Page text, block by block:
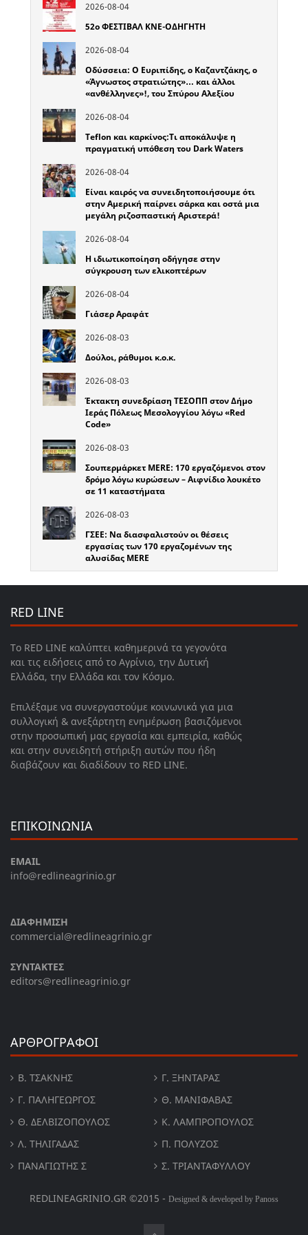
2026-08-04
52o ΦΕΣΤΙΒΑΛ ΚΝΕ-ΟΔΗΓΗΤΗ
2026-08-04
Οδύσσεια: Ο Ευριπίδης, ο Καζαντζάκης, ο
«Άγνωστος στρατιώτης»… και άλλοι
«ανθέλληνες»!, του Σπύρου Αλεξίου
2026-08-04
Teflon και καρκίνος:Τι αποκάλυψε η
πραγματική υπόθεση του Dark Waters
2026-08-04
Είναι καιρός να συνειδητοποιήσουμε ότι
στην Αμερική παίρνει σάρκα και οστά μια
μεγάλη ριζοσπαστική Αριστερά!
2026-08-04
Η ιδιωτικοποίηση οδήγησε στην
σύγκρουση των ελικοπτέρων
2026-08-04
Γιάσερ Αραφάτ
2026-08-03
Δούλοι, ράθυμοι κ.ο.κ.
2026-08-03
Έκτακτη συνεδρίαση ΤΕΣΟΠΠ στον Δήμο
Ιεράς Πόλεως Μεσολογγίου λόγω «Red
Code»
2026-08-03
Σουπερμάρκετ MERE: 170 εργαζόμενοι στον
δρόμο λόγω κυρώσεων – Αιφνίδιο λουκέτο
σε 11 καταστήματα
2026-08-03
ΓΣΕΕ: Να διασφαλιστούν οι θέσεις
εργασίας των 170 εργαζομένων της
αλυσίδας MERE
RED LINE
Το RED LINE καλύπτει καθημερινά τα γεγονότα
και τις ειδήσεις από το Αγρίνιο, την Δυτική
Ελλάδα, την Ελλάδα και τον Κόσμο.
Επιλέξαμε να συνεργαστούμε κοινωνικά για μια
συλλογική & ανεξάρτητη ενημέρωση βασιζόμενοι
στην προσωπική μας εργασία και εμπειρία, καθώς
και στην συνειδητή στήριξη αυτών που ήδη
διαβάζουν και διαδίδουν το RED LINE.
ΕΠΙΚΟΙΝΩΝΙΑ
EMAIL
info@redlineagrinio.gr
ΔΙΑΦΗΜΙΣΗ
commercial@redlineagrinio.gr
ΣΥΝΤΑΚΤΕΣ
editors@redlineagrinio.gr
ΑΡΘΡΟΓΡΑΦΟΙ
Β. ΤΣΆΚΝΗΣ
Γ. ΞΗΝΤΆΡΑΣ
Γ. ΠΑΛΗΓΕΏΡΓΟΣ
Θ. ΜΑΝΙΦΑΒΑΣ
Θ. ΔΕΛΒΙΖΌΠΟΥΛΟΣ
Κ. ΛΑΜΠΡΟΠΟΥΛΟΣ
Λ. ΤΗΛΙΓΑΔΑΣ
Π. ΠΟΛΎΖΟΣ
ΠΑΝΑΓΙΏΤΗΣ Σ
Σ. ΤΡΙΑΝΤΑΦΥΛΛΟΥ
REDLINEAGRINIO.GR ©2015 - Designed & developed by Panoss